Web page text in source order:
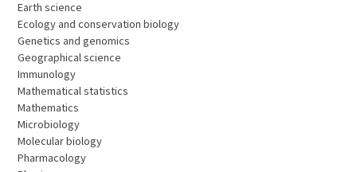
Earth science
Ecology and conservation biology
Genetics and genomics
Geographical science
Immunology
Mathematical statistics
Mathematics
Microbiology
Molecular biology
Pharmacology